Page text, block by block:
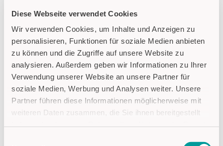
Diese Webseite verwendet Cookies
Wir verwenden Cookies, um Inhalte und Anzeigen zu
personalisieren, Funktionen für soziale Medien anbieten
zu können und die Zugriffe auf unsere Website zu
analysieren. Außerdem geben wir Informationen zu Ihrer
Verwendung unserer Website an unsere Partner für
soziale Medien, Werbung und Analysen weiter. Unsere
Partner führen diese Informationen möglicherweise mit
weiteren Daten zusammen, die Sie ihnen bereitgestellt
und Online-PR zeichnet jährlich die besten
Einreichungen aus.